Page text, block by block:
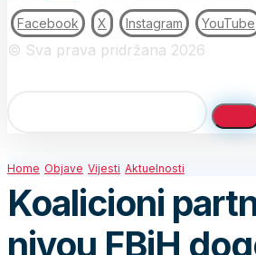
Facebook X Instagram YouTube
© Sva prava pridržana 2026
Home Objave Vijesti Aktuelnosti
Koalicioni
nivou FBiH